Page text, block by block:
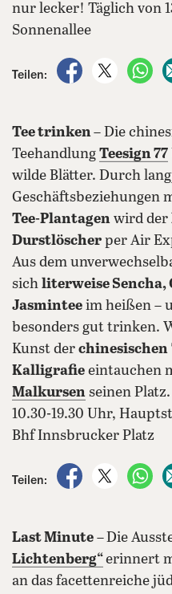
nur lecker! Täglich von
Sonnenallee
Teilen:
auf Facebook
auf X
Tee trinken– Die
Teehandlung Teesign 77
wilde Blätter. Durch
Geschäftsbeziehungen
Tee-Plantagen wird der
Durstlöscher per Air
Aus dem
sich literweise Sencha,
Jasmintee im heißen –
besonders gut trinken.
Kunst der chinesischen
Kalligrafie eintauchen
Malkursen seinen
10.30-19.30 Uhr,
Bhf Innsbrucker Platz
Teilen:
auf Facebook
auf X
Last Minute –Die
Lichtenberg“erinnert
an das facettenreiche